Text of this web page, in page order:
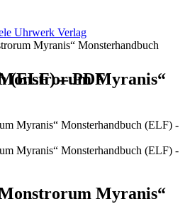
Uhrwerk Verlag
Myranis“ Monsterhandbuch
(ELF) – PDF
Myranis“